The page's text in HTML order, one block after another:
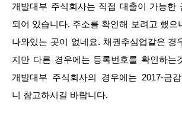
개발대부 주식회사는 직접 대출이 가능한
되어 있습니다. 주소를 확인해 보려고 했으
나와있는 곳이 없네요. 채권추심업같은 경
지만 다른 경우에는 등록번호를 확인하는
개발대부 주식회사의 경우에는 2017-금감
니 참고하시길 바랍니다.